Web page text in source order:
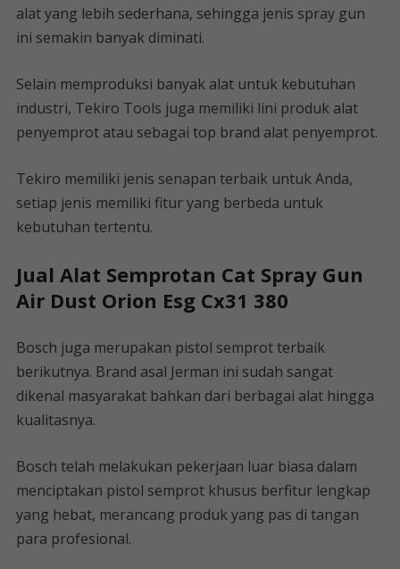
alat yang lebih sederhana, sehingga jenis spray gun
ini semakin banyak diminati.
Selain memproduksi banyak alat untuk kebutuhan
industri, Tekiro Tools juga memiliki lini produk alat
penyemprot atau sebagai top brand alat penyemprot.
Tekiro memiliki jenis senapan terbaik untuk Anda,
setiap jenis memiliki fitur yang berbeda untuk
kebutuhan tertentu.
Jual Alat Semprotan Cat Spray Gun
Air Dust Orion Esg Cx31 380
Bosch juga merupakan pistol semprot terbaik
berikutnya. Brand asal Jerman ini sudah sangat
dikenal masyarakat bahkan dari berbagai alat hingga
kualitasnya.
Bosch telah melakukan pekerjaan luar biasa dalam
menciptakan pistol semprot khusus berfitur lengkap
yang hebat, merancang produk yang pas di tangan
para profesional.